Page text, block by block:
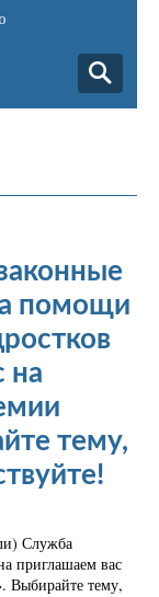
помощи
на
тему,
Служба
приглашаем вас
Выбирайте тему,